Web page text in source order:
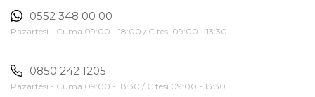
0552 348 00 00
Pazartesi - Cuma 09:00 - 18:00 / C.tesi 09:00 - 13:30
0850 242 1205
Pazartesi - Cuma 09:00 - 18:30 / C.tesi 09:00 - 13:30